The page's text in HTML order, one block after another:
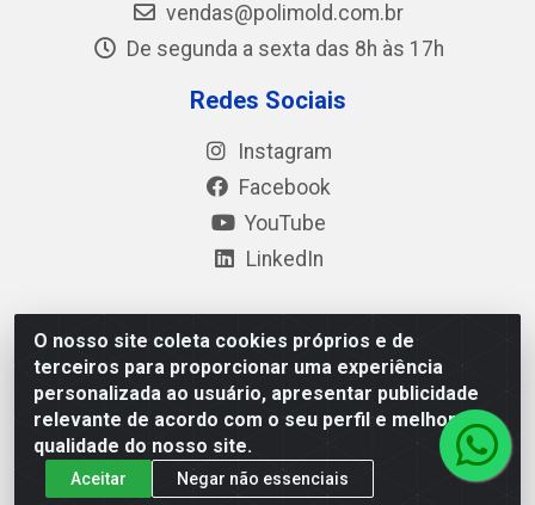
O nosso site coleta cookies próprios e de
terceiros para proporcionar uma experiência
personalizada ao usuário, apresentar publicidade
relevante de acordo com o seu perfil e melhorar a
qualidade do nosso site.
Aceitar Negar não essenciais
vendas@polimold.com.br
De segunda a sexta das 8h às 17h
Redes Sociais
Instagram
Facebook
YouTube
LinkedIn
Polimold Industrial Ltda - Estrada dos Casa, 4585 – São
Bernardo do Campo / SP – CEP: 09.840-000 - CNPJ
44.106.466/0001-41